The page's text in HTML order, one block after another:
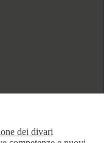
dei divari